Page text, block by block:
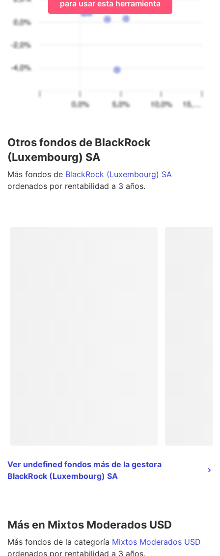
para usar esta herramienta
Otros fondos de BlackRock
(Luxembourg) SA
Más fondos de BlackRock (Luxembourg) SA
ordenados por rentabilidad a 3 años.
Ver undefined fondos más de la gestora
BlackRock (Luxembourg) SA
Más en Mixtos Moderados USD
Más fondos de la categoría Mixtos Moderados USD
ordenados por rentabilidad a 3 años.